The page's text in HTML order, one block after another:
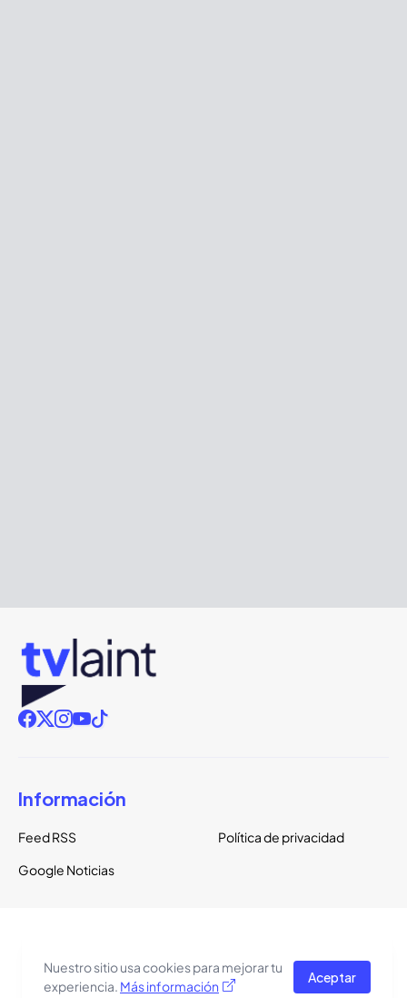
Información
Feed RSS
Política de privacidad
Google Noticias
Todos los derechos reservados.
El tema del sitio está basado en una plantilla de
Pro Blogger
Nuestro sitio usa cookies para mejorar tu
experiencia. Más información
Aceptar